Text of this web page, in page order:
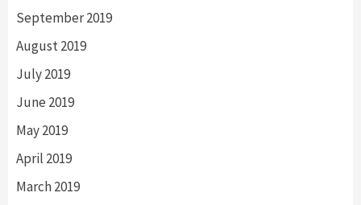
September 2019
August 2019
July 2019
June 2019
May 2019
April 2019
March 2019